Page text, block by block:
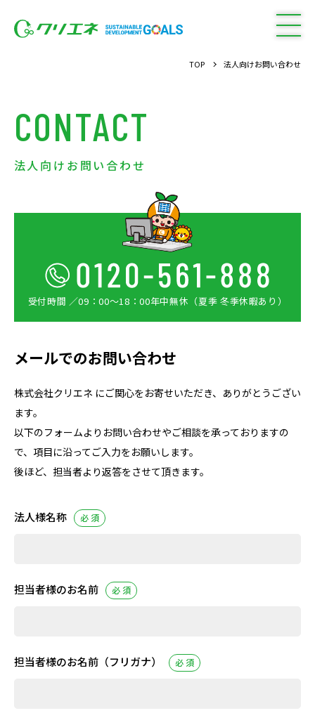
TOP 法人向けお問い合わせ
CONTACT
法人向けお問い合わせ
受付時間 ／09：00〜18：00年中無休（夏季 冬季休暇あり）
メールでのお問い合わせ
株式会社クリエネ にご関心をお寄せいただき、ありがとうござい
ます。
以下のフォームよりお問い合わせやご相談を承っておりますの
で、項目に沿ってご入力をお願いします。
後ほど、担当者より返答をさせて頂きます。
法人様名称 必 須
担当者様のお名前 必 須
担当者様のお名前（フリガナ） 必 須